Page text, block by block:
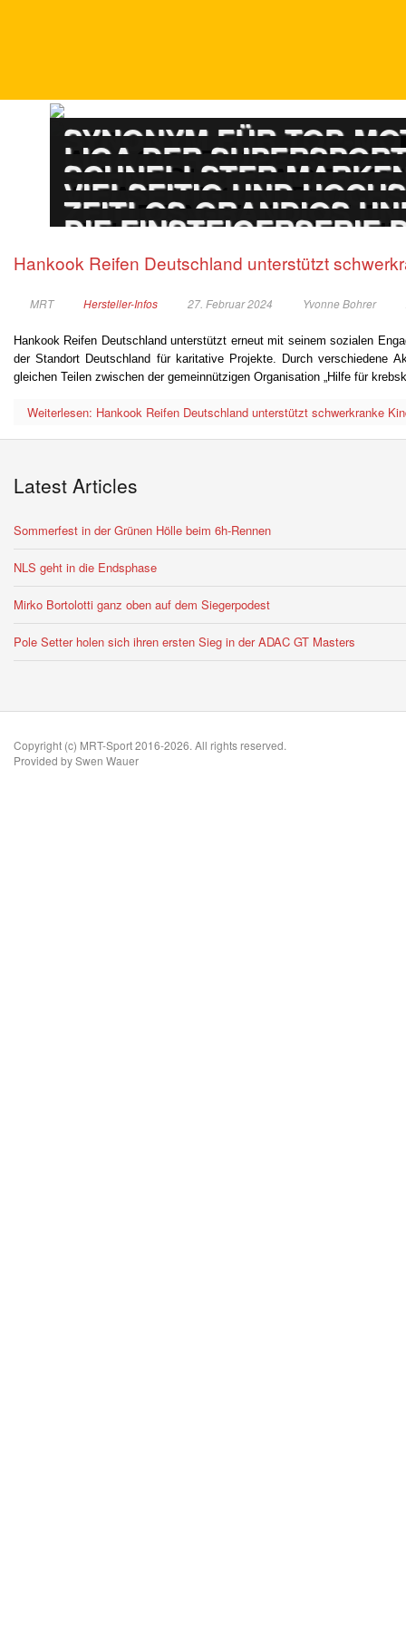
DTM
SYNONYM FÜR TOP-
ADAC GT MASTERS
LIGA DER
PORSCHE
SCHNELLSTER
ADAC GT4
VIELSEITIG UND
TOURENWAGEN
ZEITLOS GRANDIOS
TOURENWAGEN
DIE EINSTEIGERSERIE
Hankook Reifen Deutschland unterstützt
MRT Hersteller-Infos 27. Februar 2024 Yvonne Bohrer
Hankook Reifen Deutschland unterstützt erneut mit seinem sozialen
der Standort Deutschland für karitative Projekte. Durch verschiedene
gleichen Teilen zwischen der gemeinnützigen Organisation „Hilfe für
Weiterlesen: Hankook Reifen Deutschland unterstützt schwerkranke
Latest Articles
Sommerfest in der Grünen Hölle beim 6h-Rennen
NLS geht in die Endsphase
Mirko Bortolotti ganz oben auf dem Siegerpodest
Pole Setter holen sich ihren ersten Sieg in der ADAC GT Masters
Copyright (c) MRT-Sport 2016-2026. All rights reserved.
Provided by Swen Wauer